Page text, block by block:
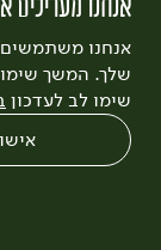
אנחנו משתמשים
שלך. המשך
שימו לב לעדכון